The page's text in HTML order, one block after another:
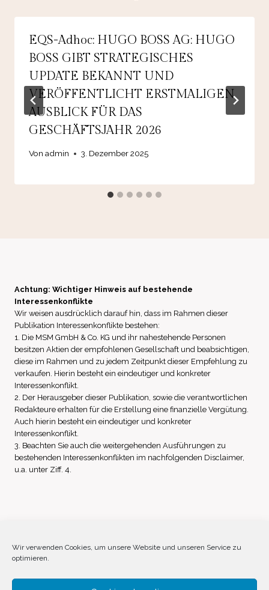
Wir verwenden Cookies, um unsere Website und unseren Service zu
optimieren.
EQS-Adhoc: HUGO BOSS AG: HUGO
BOSS GIBT STRATEGISCHES
UPDATE BEKANNT UND
VERÖFFENTLICHT ERSTMALIGEN
AUSBLICK FÜR DAS
GESCHÄFTSJAHR 2026
Von admin 3. Dezember 2025
Achtung: Wichtiger Hinweis auf bestehende
Interessenkonflikte
Wir weisen ausdrücklich darauf hin, dass im Rahmen dieser
Publikation Interessenkonflikte bestehen:
1. Die MSM GmbH & Co. KG und ihr nahestehende Personen
besitzen Aktien der empfohlenen Gesellschaft und beabsichtigen,
diese im Rahmen und zu jedem Zeitpunkt dieser Empfehlung zu
verkaufen. Hierin besteht ein eindeutiger und konkreter
Interessenkonflikt.
2. Der Herausgeber dieser Publikation, sowie die verantwortlichen
Redakteure erhalten für die Erstellung eine finanzielle Vergütung.
Auch hierin besteht ein eindeutiger und konkreter
Interessenkonflikt.
3. Beachten Sie auch die weitergehenden Ausführungen zu
bestehenden Interessenkonflikten im nachfolgenden Disclaimer,
u.a. unter Ziff. 4.
Impressum Datenschutz
Disclaimer